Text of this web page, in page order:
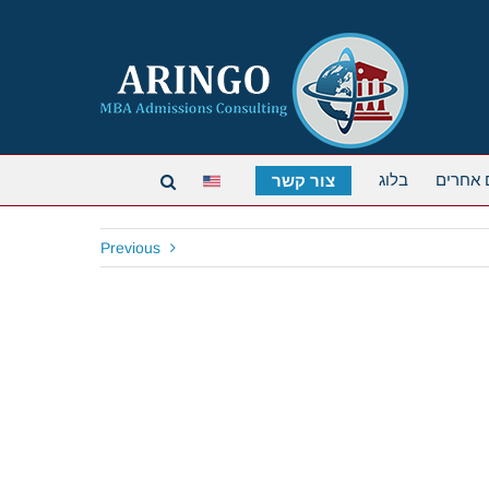
אחרים בלוג צור קשר
Previous